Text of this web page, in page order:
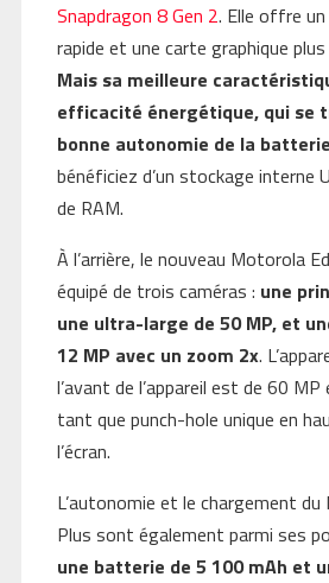
Snapdragon 8 Gen 2. Elle offre
rapide et une carte graphique
Mais sa meilleure
efficacité énergétique, qui se
bonne autonomie de la batterie
bénéficiez d’un stockage interne
de RAM.
À l’arrière, le nouveau Motorola
équipé de trois caméras : une
une ultra-large de 50 MP, et
12 MP avec un zoom 2x.
l’avant de l’appareil est de 60
tant que punch-hole unique en
l’écran.
L’autonomie et le chargement
Plus sont également parmi ses
une batterie de 5 100 mAh et